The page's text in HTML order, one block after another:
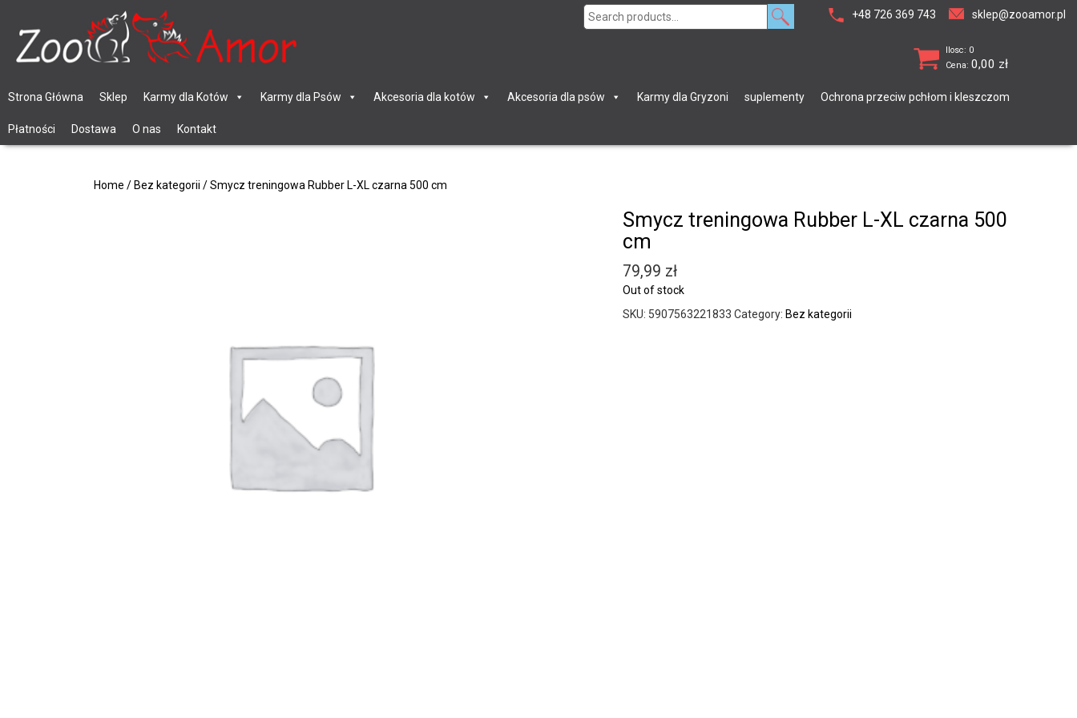
+48 726 369 743 sklep@zooamor.pl
Search
Ilosc: 0
Cena: 0,00 zł
Strona Główna Sklep Karmy dla Kotów Karmy dla Psów Akcesoria dla kotów Akcesoria dla psów Karmy dla Gryzoni suplementy Ochrona przeciw pchłom i kleszczom
Płatności Dostawa O nas Kontakt
Home / Bez kategorii / Smycz treningowa Rubber L-XL czarna 500 cm
Smycz treningowa Rubber L-XL czarna 500
cm
79,99 zł
Out of stock
SKU: 5907563221833 Category: Bez kategorii